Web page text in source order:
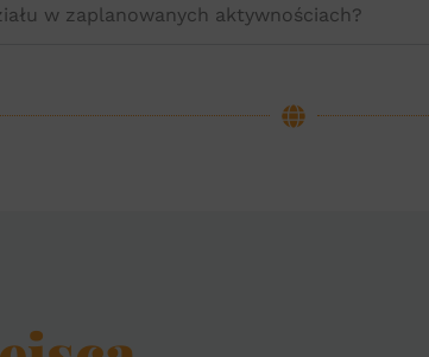
w zaplanowanych aktywnościach?